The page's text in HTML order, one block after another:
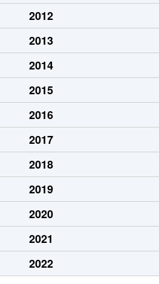
2012
2013
2014
2015
2016
2017
2018
2019
2020
2021
2022